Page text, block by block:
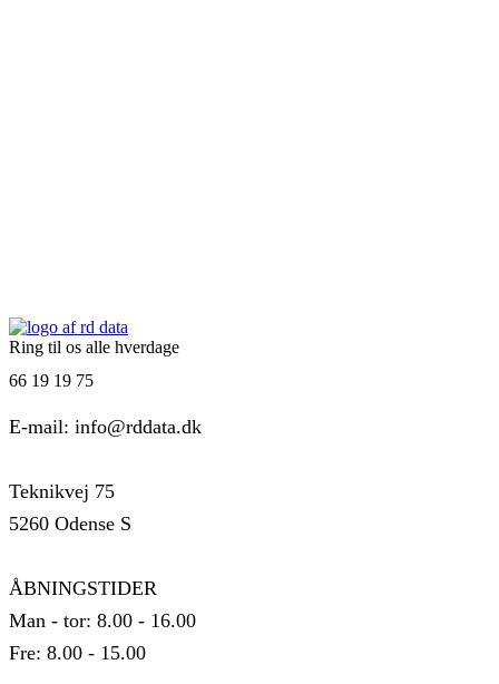
Ring til os alle hverdage
66 19 19 75
E-mail: info@rddata.dk
Teknikvej 75
5260 Odense S
ÅBNINGSTIDER
Man - tor: 8.00 - 16.00
Fre: 8.00 - 15.00